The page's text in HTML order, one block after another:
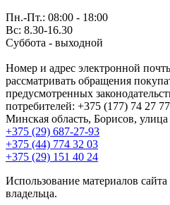
Пн.-Пт.: 08:00 - 18:00
Вс: 8.30-16.30
Суббота - выходной
Номер и адрес электронной
рассматривать обращения
предусмотренных
потребителей: +375 (177) 74 27
Минская область, Борисов,
+375 (29) 687-27-93
+375 (44) 774 32 03
+375 (29) 151 40 24
Использование материалов
владельца.